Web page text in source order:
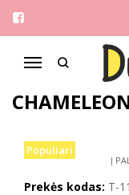
Navigacija
Pagrindinis
Tom.m 27-32 aulinukai
TOM.M 27-
Populiari
Į
Prekės kodas: T-